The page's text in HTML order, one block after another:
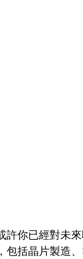
許你已經對未
包括晶片製造